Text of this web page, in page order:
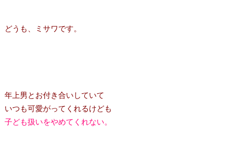
どうも、ミサワです。
年上男とお付き合いしていて
いつも可愛がってくれるけども
子ども扱いをやめてくれない。